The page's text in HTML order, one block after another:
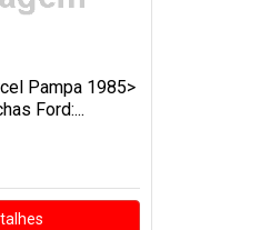
Pampa 1985>
Ford:...